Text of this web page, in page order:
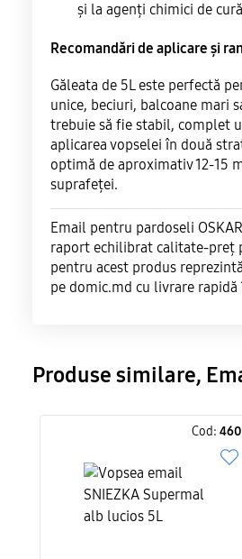
și la agenți chimici de
Recomandări de aplicare și
Găleata de 5L este perfectă
unice, beciuri, balcoane mari
trebuie să fie stabil, complet
aplicarea vopselei în două
optimă de aproximativ 12-15
suprafeței.
Email pentru pardoseli
raport echilibrat calitate-preț
pentru acest produs
pe domic.md cu livrare
Produse similare,
Cod:460